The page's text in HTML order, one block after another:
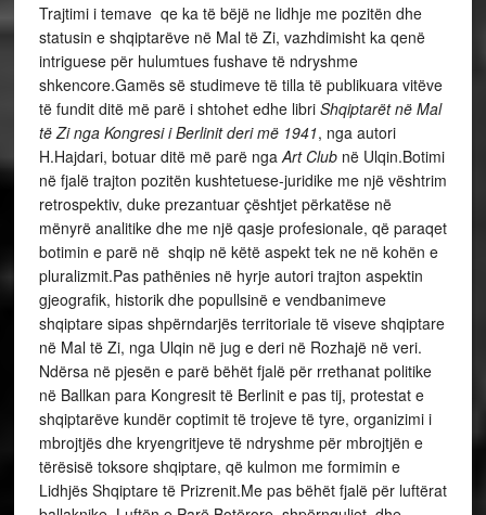
Trajtimi i temave qe ka të bëjë ne lidhje me pozitën dhe
statusin e shqiptarëve në Mal të Zi, vazhdimisht ka qenë
intriguese për hulumtues fushave të ndryshme
shkencore.Gamës së studimeve të tilla të publikuara vitëve
të fundit ditë më parë i shtohet edhe libri Shqiptarët në Mal
të Zi nga Kongresi i Berlinit deri më 1941, nga autori
H.Hajdari, botuar ditë më parë nga Art Clubnë Ulqin.Botimi
në fjalë trajton pozitën kushtetuese-juridike me një vështrim
retrospektiv, duke prezantuar çështjet përkatëse në
mënyrë analitike dhe me një qasje profesionale, që paraqet
botimin e parë në shqip në këtë aspekt tek ne në kohën e
pluralizmit.Pas pathënies në hyrje autori trajton aspektin
gjeografik, historik dhe popullsinë e vendbanimeve
shqiptare sipas shpërndarjës territoriale të viseve shqiptare
në Mal të Zi, nga Ulqin në jug e deri në Rozhajë në veri.
Ndërsa në pjesën e parë bëhët fjalë për rrethanat politike
në Ballkan para Kongresit të Berlinit e pas tij, protestat e
shqiptarëve kundër coptimit të trojeve të tyre, organizimi i
mbrojtjës dhe kryengritjeve të ndryshme për mbrojtjën e
tërësisë toksore shqiptare, që kulmon me formimin e
Lidhjës Shqiptare të Prizrenit.Me pas bëhët fjalë për luftërat